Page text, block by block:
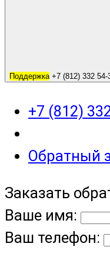
Поддержка +7 (812) 332 54-
+7 (812)
Обратный
Заказать
Ваше имя:
Ваш телефон: